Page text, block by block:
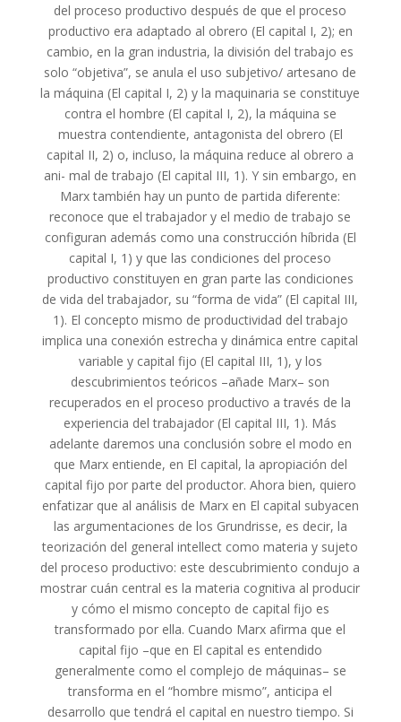
del proceso productivo después de que el proceso
productivo era adaptado al obrero (El capital I, 2); en
cambio, en la gran industria, la división del trabajo es
solo “objetiva”, se anula el uso subjetivo/ artesano de
la máquina (El capital I, 2) y la maquinaria se constituye
contra el hombre (El capital I, 2), la máquina se
muestra contendiente, antagonista del obrero (El
capital II, 2) o, incluso, la máquina reduce al obrero a
ani- mal de trabajo (El capital III, 1). Y sin embargo, en
Marx también hay un punto de partida diferente:
reconoce que el trabajador y el medio de trabajo se
configuran además como una construcción híbrida (El
capital I, 1) y que las condiciones del proceso
productivo constituyen en gran parte las condiciones
de vida del trabajador, su “forma de vida” (El capital III,
1). El concepto mismo de productividad del trabajo
implica una conexión estrecha y dinámica entre capital
variable y capital fijo (El capital III, 1), y los
descubrimientos teóricos –añade Marx– son
recuperados en el proceso productivo a través de la
experiencia del trabajador (El capital III, 1). Más
adelante daremos una conclusión sobre el modo en
que Marx entiende, en El capital, la apropiación del
capital fijo por parte del productor. Ahora bien, quiero
enfatizar que al análisis de Marx en El capital subyacen
las argumentaciones de los Grundrisse, es decir, la
teorización del general intellect como materia y sujeto
del proceso productivo: este descubrimiento condujo a
mostrar cuán central es la materia cognitiva al producir
y cómo el mismo concepto de capital fijo es
transformado por ella. Cuando Marx afirma que el
capital fijo –que en El capital es entendido
generalmente como el complejo de máquinas– se
transforma en el “hombre mismo”, anticipa el
desarrollo que tendrá el capital en nuestro tiempo. Si